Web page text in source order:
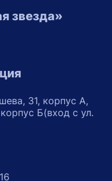
звезда»
31, корпус А,
Б(вход с ул.